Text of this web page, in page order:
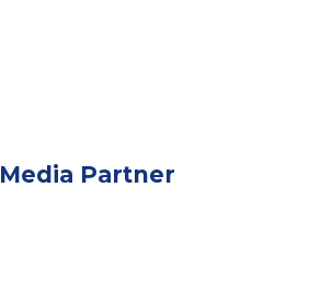
Media Partner